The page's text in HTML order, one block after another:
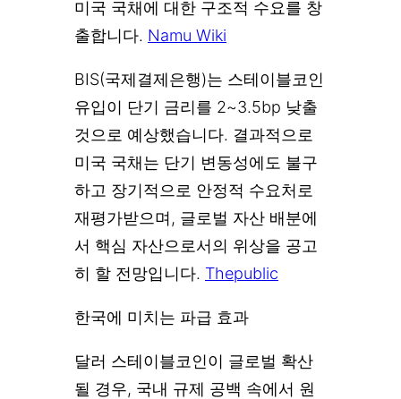
미국 국채에 대한 구조적 수요를 창
출합니다. Namu Wiki
BIS(국제결제은행)는 스테이블코인
유입이 단기 금리를 2~3.5bp 낮출
것으로 예상했습니다. 결과적으로
미국 국채는 단기 변동성에도 불구
하고 장기적으로 안정적 수요처로
재평가받으며, 글로벌 자산 배분에
서 핵심 자산으로서의 위상을 공고
히 할 전망입니다. Thepublic
한국에 미치는 파급 효과
달러 스테이블코인이 글로벌 확산
될 경우, 국내 규제 공백 속에서 원